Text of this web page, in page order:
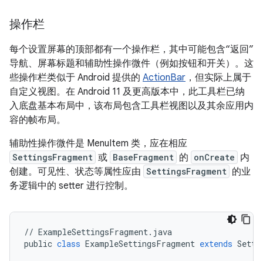
操作栏
每个设置屏幕的顶部都有一个操作栏，其中可能包含“返回”
导航、屏幕标题和辅助性操作微件（例如按钮和开关）。这
些操作栏类似于 Android 提供的 ActionBar ，但实际上属于
自定义视图。在 Android 11 及更高版本中，此工具栏已纳
入底盘基本布局中，该布局包含工具栏视图以及其余应用内
容的帧布局。
辅助性操作微件是 MenuItem 类，应在相应
SettingsFragment 或 BaseFragment 的 onCreate 内
创建。可见性、状态等属性应由 SettingsFragment 的业
务逻辑中的 setter 进行控制。
// ExampleSettingsFragment. java
public class ExampleSettingsFragment extends